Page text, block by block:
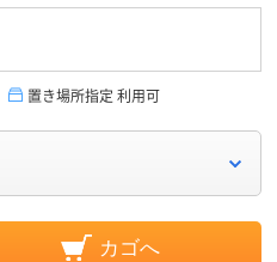
置き場所指定 利用可
カゴへ